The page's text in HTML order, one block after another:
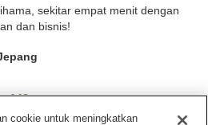
sekitar empat menit dengan
dan bisnis!
148
cookie untuk meningkatkan